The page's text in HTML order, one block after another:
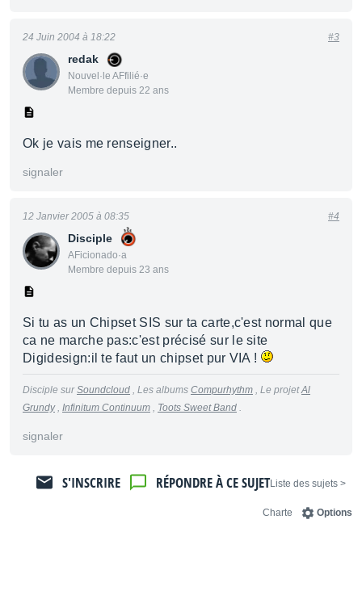
redak
Nouvel·le AFfilié·e
Membre depuis 22 ans
24 Juin 2004 à 18:22 #3
Ok je vais me renseigner..
signaler
Disciple
AFicionado·a
Membre depuis 23 ans
12 Janvier 2005 à 08:35 #4
Si tu as un Chipset SIS sur ta carte,c'est normal que
ca ne marche pas:c'est précisé sur le site
Digidesign:il te faut un chipset pur VIA !
Disciple surSoundcloud , Les albums Compurhythm , Le projetAl
Grundy, Infinitum Continuum , Toots Sweet Band .
signaler
< Liste des sujets
RÉPONDRE À CE SUJET
S'INSCRIRE
Options
Charte